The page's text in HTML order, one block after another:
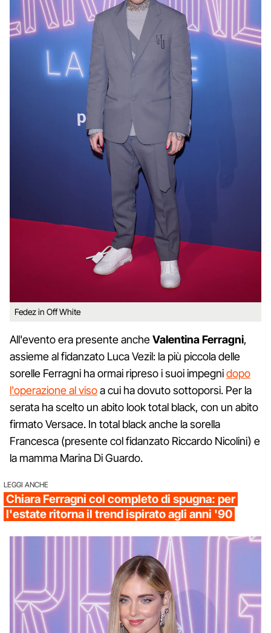
Fedez in Off White
All'evento era presente ancheValentina Ferragni,
assieme al fidanzato Luca Vezil: la più piccola delle
sorelle Ferragni ha ormai ripreso i suoi impegnidopo
l'operazione al visoa cui ha dovuto sottoporsi. Per la
serata ha scelto un abito look total black, con un abito
firmato Versace. In total black anche la sorella
Francesca (presente col fidanzato Riccardo Nicolini) e
la mamma Marina Di Guardo.
LEGGI ANCHE
Chiara Ferragni col completo di spugna: per
l'estate ritorna il trend ispirato agli anni '90